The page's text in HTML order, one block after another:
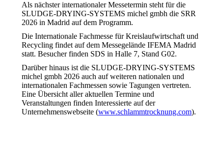
Als nächster internationaler Messetermin steht für die
SLUDGE-DRYING-SYSTEMS michel gmbh die SRR
2026 in Madrid auf dem Programm.
Die Internationale Fachmesse für Kreislaufwirtschaft und
Recycling findet auf dem Messegelände IFEMA Madrid
statt. Besucher finden SDS in Halle 7, Stand G02.
Darüber hinaus ist die SLUDGE-DRYING-SYSTEMS
michel gmbh 2026 auch auf weiteren nationalen und
internationalen Fachmessen sowie Tagungen vertreten.
Eine Übersicht aller aktuellen Termine und
Veranstaltungen finden Interessierte auf der
Unternehmenswebseite (www.schlammtrocknung.com).